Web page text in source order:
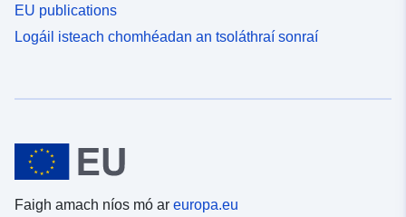
EU publications
Logáil isteach chomhéadan an tsoláthraí sonraí
Faigh amach níos mó ar europa.eu